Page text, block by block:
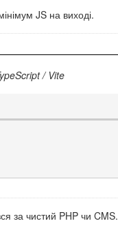
JS на виході.
/ Vite
за чистий PHP чи CMS.